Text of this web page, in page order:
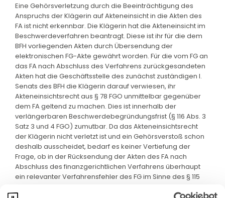
Eine Gehörsverletzung durch die Beeinträchtigung des
Anspruchs der Klägerin auf Akteneinsicht in die Akten des
FA ist nicht erkennbar. Die Klägerin hat die Akteneinsicht im
Beschwerdeverfahren beantragt. Diese ist ihr für die dem
BFH vorliegenden Akten durch Übersendung der
elektronischen FG-Akte gewährt worden. Für die vom FG an
das FA nach Abschluss des Verfahrens zurückgesandeten
Akten hat die Geschäftsstelle des zunächst zuständigen I.
Senats des BFH die Klägerin darauf verwiesen, ihr
Akteneinsichtsrecht aus § 78 FGO unmittelbar gegenüber
dem FA geltend zu machen. Dies ist innerhalb der
verlängerbaren Beschwerdebegründungsfrist (§ 116 Abs. 3
Satz 3 und 4 FGO) zumutbar. Da das Akteneinsichtsrecht
der Klägerin nicht verletzt ist und ein Gehörsverstoß schon
deshalb ausscheidet, bedarf es keiner Vertiefung der
Frage, ob in der Rücksendung der Akten des FA nach
Abschluss des finanzgerichtlichen Verfahrens überhaupt
ein relevanter Verfahrensfehler des FG im Sinne des § 115